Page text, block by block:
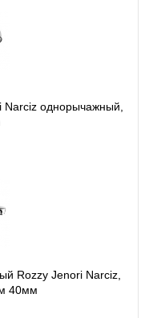
однорычажный,
Rozzy Jenori Narciz,
40мм